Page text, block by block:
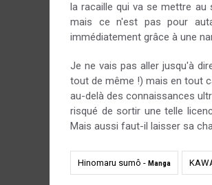
la racaille qui va se mettre
mais ce n'est pas pour
immédiatement grâce à une
Je ne vais pas aller jusqu'à
tout de même !) mais en tout
au-delà des connaissances
risqué de sortir une telle
Mais aussi faut-il laisser sa
Hinomaru sumô - Manga